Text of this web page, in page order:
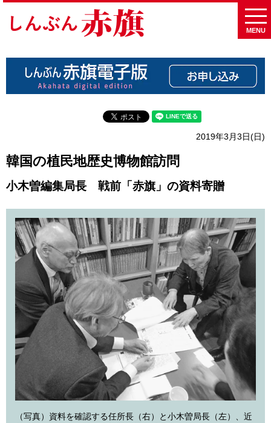
MENU
2019年3月3日(日)
韓国の植民地歴史博物館訪問
小木曽編集局長 戦前「赤旗」の資料寄贈
（写真）資料を確認する任所長（右）と小木曽局長（左）、近